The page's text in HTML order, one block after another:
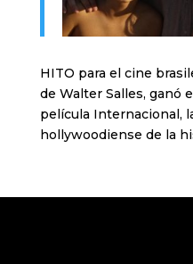
HITO para el cine
de Walter Salles, ganó
película Internacional,
hollywoodiense de la